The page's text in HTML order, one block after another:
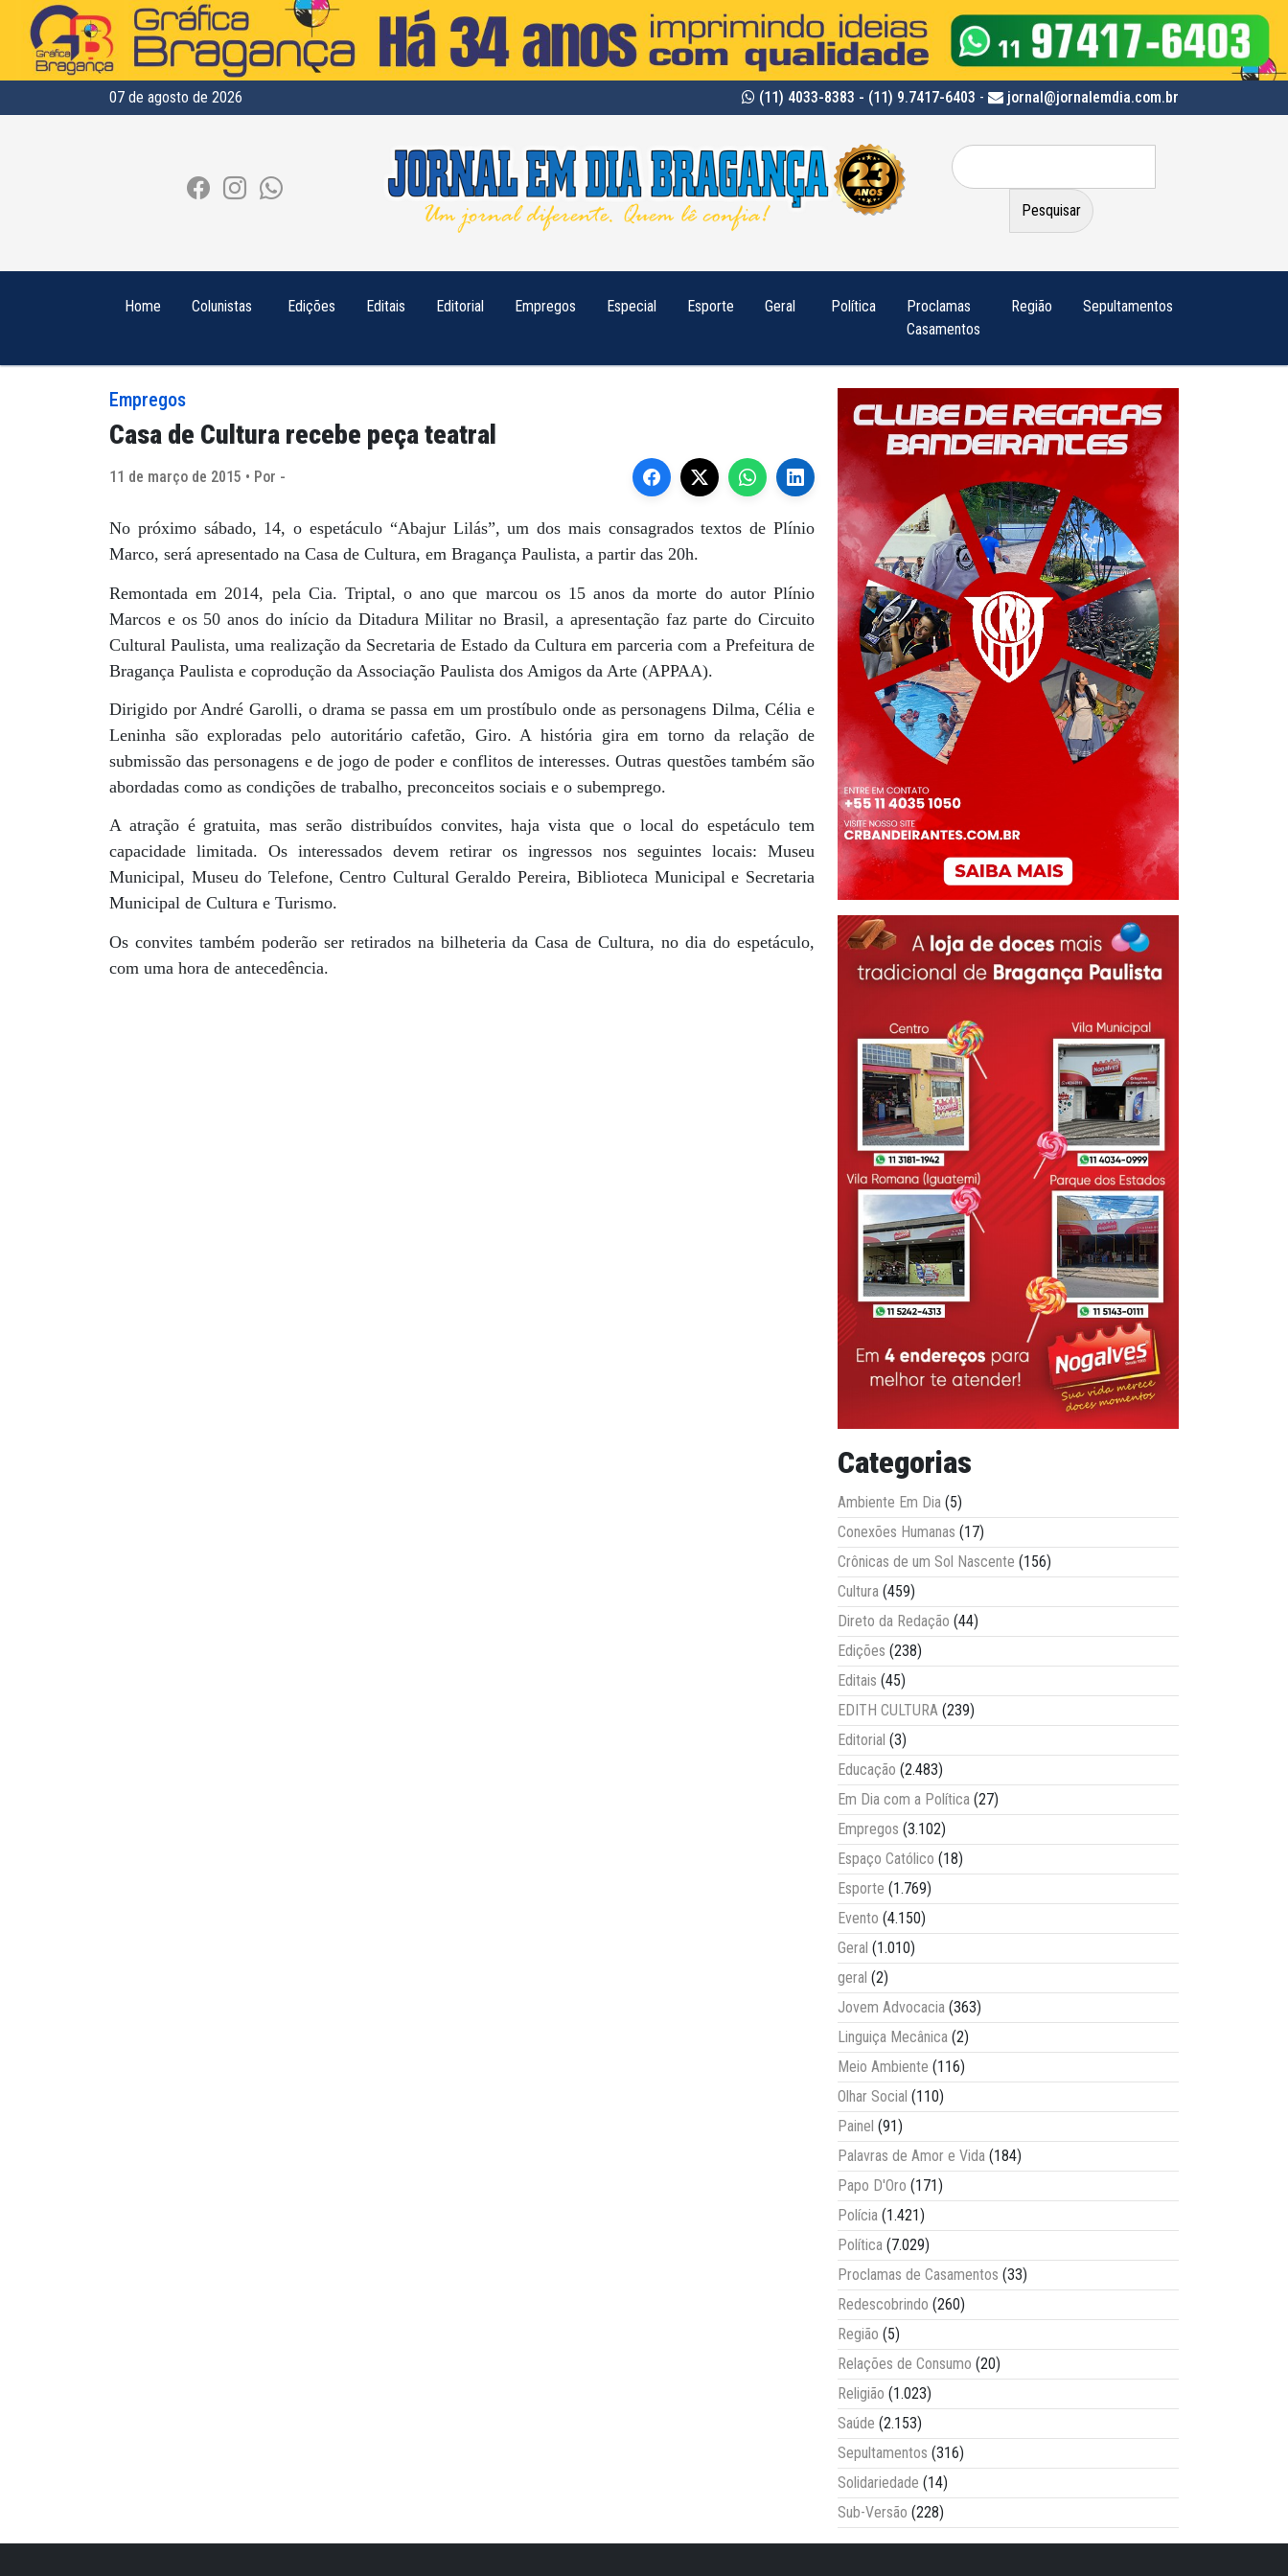
07 de agosto de 2026 (11) 4033-8383 - (11) 9.7417-6403 - jornal@jornalemdia.com.br
Pesquisar
por:
Home Colunistas Edições Editais Editorial Empregos Especial Esporte Geral Política
Proclamas
Casamentos
Região Sepultamentos
Empregos
Casa de Cultura recebe peça teatral
11 de março de 2015 • Por -
No próximo sábado, 14, o espetáculo “Abajur Lilás”, um dos mais consagrados textos de Plínio
Marco, será apresentado na Casa de Cultura, em Bragança Paulista, a partir das 20h.
Remontada em 2014, pela Cia. Triptal, o ano que marcou os 15 anos da morte do autor Plínio
Marcos e os 50 anos do início da Ditadura Militar no Brasil, a apresentação faz parte do Circuito
Cultural Paulista, uma realização da Secretaria de Estado da Cultura em parceria com a Prefeitura de
Bragança Paulista e coprodução da Associação Paulista dos Amigos da Arte (APPAA).
Dirigido por André Garolli, o drama se passa em um prostíbulo onde as personagens Dilma, Célia e
Leninha são exploradas pelo autoritário cafetão, Giro. A história gira em torno da relação de
submissão das personagens e de jogo de poder e conflitos de interesses. Outras questões também são
abordadas como as condições de trabalho, preconceitos sociais e o subemprego.
A atração é gratuita, mas serão distribuídos convites, haja vista que o local do espetáculo tem
capacidade limitada. Os interessados devem retirar os ingressos nos seguintes locais: Museu
Municipal, Museu do Telefone, Centro Cultural Geraldo Pereira, Biblioteca Municipal e Secretaria
Municipal de Cultura e Turismo.
Os convites também poderão ser retirados na bilheteria da Casa de Cultura, no dia do espetáculo,
com uma hora de antecedência.
Categorias
Ambiente Em Dia (5)
Conexões Humanas (17)
Crônicas de um Sol Nascente (156)
Cultura (459)
Direto da Redação (44)
Edições (238)
Editais (45)
EDITH CULTURA (239)
Editorial (3)
Educação (2.483)
Em Dia com a Política (27)
Empregos (3.102)
Espaço Católico (18)
Esporte (1.769)
Evento (4.150)
Geral (1.010)
geral (2)
Jovem Advocacia (363)
Linguiça Mecânica (2)
Meio Ambiente (116)
Olhar Social (110)
Painel (91)
Palavras de Amor e Vida (184)
Papo D'Oro (171)
Polícia (1.421)
Política (7.029)
Proclamas de Casamentos (33)
Redescobrindo (260)
Região (5)
Relações de Consumo (20)
Religião (1.023)
Saúde (2.153)
Sepultamentos (316)
Solidariedade (14)
Sub-Versão (228)